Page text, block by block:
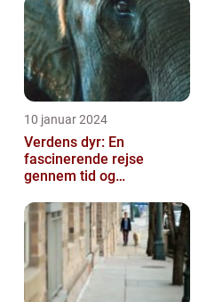
10 januar 2024
Verdens dyr: En
fascinerende rejse
gennem tid og